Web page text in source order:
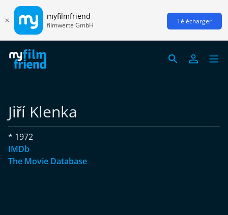
myfilmfriend
filmwerte GmbH Télécharger
Jiří Klenka
* 1972
IMDb
The Movie Database